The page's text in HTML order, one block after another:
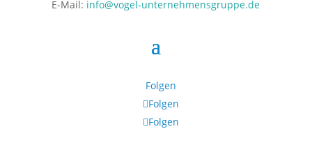
E-Mail: info@vogel-unternehmensgruppe.de
Folgen
Folgen
Folgen